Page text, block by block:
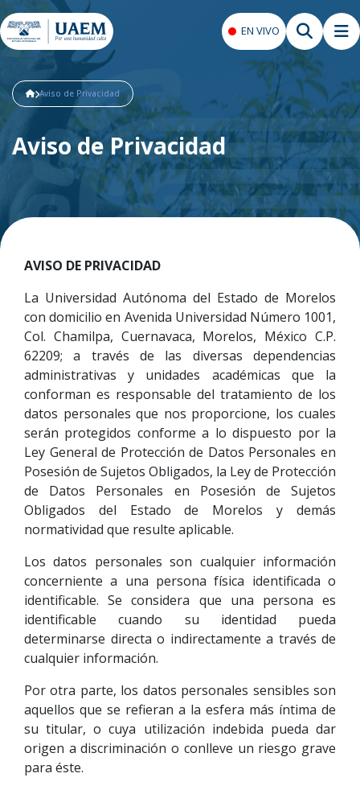
EN VIVO
Aviso de Privacidad
Aviso de Privacidad
AVISO DE PRIVACIDAD
La Universidad Autónoma del Estado de Morelos
con domicilio en Avenida Universidad Número 1001,
Col. Chamilpa, Cuernavaca, Morelos, México C.P.
62209; a través de las diversas dependencias
administrativas y unidades académicas que la
conforman es responsable del tratamiento de los
datos personales que nos proporcione, los cuales
serán protegidos conforme a lo dispuesto por la
Ley General de Protección de Datos Personales en
Posesión de Sujetos Obligados, la Ley de Protección
de Datos Personales en Posesión de Sujetos
Obligados del Estado de Morelos y demás
normatividad que resulte aplicable.
Los datos personales son cualquier información
concerniente a una persona física identificada o
identificable. Se considera que una persona es
identificable cuando su identidad pueda
determinarse directa o indirectamente a través de
cualquier información.
Por otra parte, los datos personales sensibles son
aquellos que se refieran a la esfera más íntima de
su titular, o cuya utilización indebida pueda dar
origen a discriminación o conlleve un riesgo grave
para éste.